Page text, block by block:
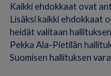
Kaikki ehdokkaat ovat
Lisäksi kaikki ehdokkaat
heidät valitaan
Pekka Ala-Pietilän
Suomisen hallituksen